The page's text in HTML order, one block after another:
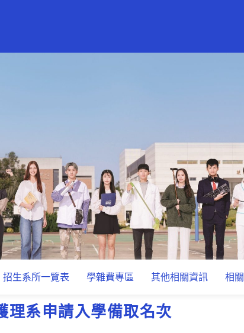
招生系所一覽表 學雜費專區 其他相關資訊 相
理系申請入學備取名次